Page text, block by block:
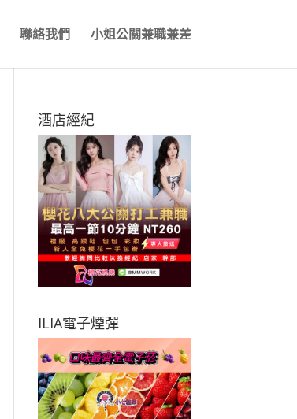
聯絡我們 小姐公關兼職兼差
酒店經紀
ILIA電子煙彈